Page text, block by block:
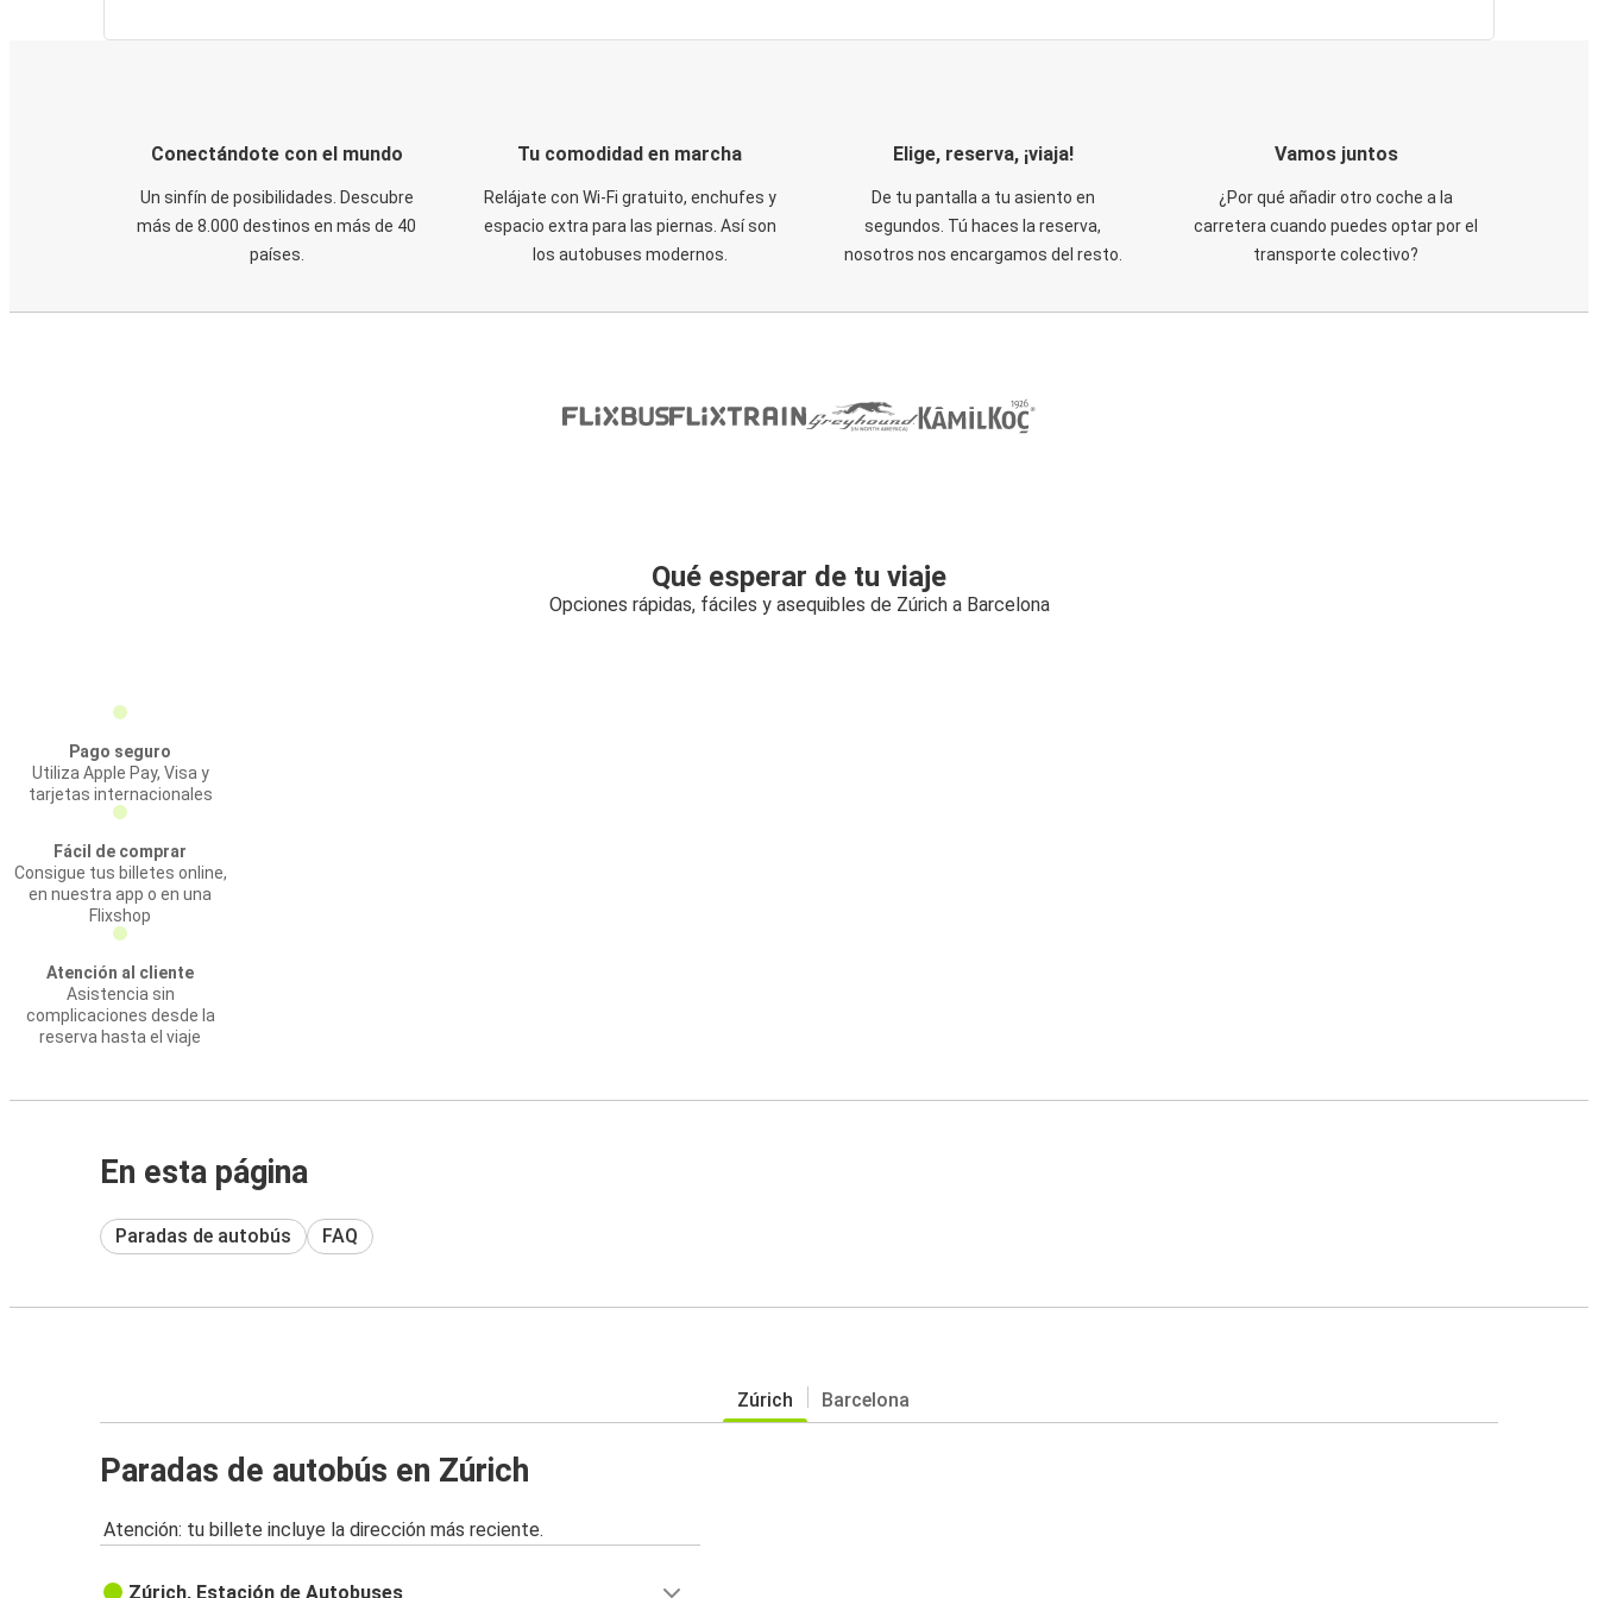
Conectándote con el mundo
Un sinfín de posibilidades. Descubre
más de 8.000 destinos en más de 40
países.
Tu comodidad en marcha
Relájate con Wi-Fi gratuito, enchufes y
espacio extra para las piernas. Así son
los autobuses modernos.
Elige, reserva, ¡viaja!
De tu pantalla a tu asiento en
segundos. Tú haces la reserva,
nosotros nos encargamos del resto.
Vamos juntos
¿Por qué añadir otro coche a la
carretera cuando puedes optar por el
transporte colectivo?
Qué esperar de tu viaje
Opciones rápidas, fáciles y asequibles de Zúrich a Barcelona
Pago seguro
Utiliza Apple Pay, Visa y
tarjetas internacionales
Fácil de comprar
Consigue tus billetes online,
en nuestra app o en una
Flixshop
Atención al cliente
Asistencia sin
complicaciones desde la
reserva hasta el viaje
En esta página
Paradas de autobús FAQ
Zúrich Barcelona
Paradas de autobús en Zúrich
Atención: tu billete incluye la dirección más reciente.
Zúrich, Estación de Autobuses